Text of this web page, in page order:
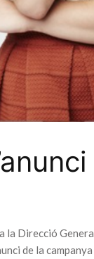
la Direcció
de la